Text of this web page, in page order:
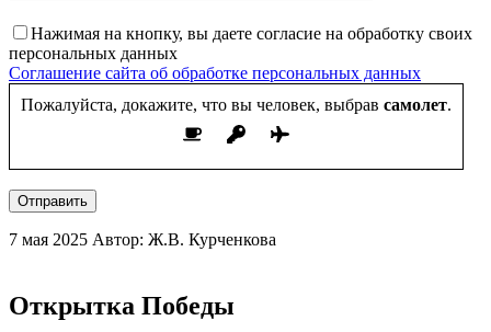
Нажимая на кнопку, вы даете согласие на обработку своих
персональных данных
Соглашение сайта об обработке персональных данных
Пожалуйста, докажите, что вы человек, выбрав самолет.
Отправить
7 мая 2025 Автор: Ж.В. Курченкова
Открытка Победы